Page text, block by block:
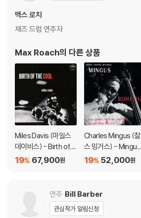
맥스 로치
재즈 드럼 연주자
Max Roach의 다른 상품
Miles Davis (마일스
데이비스) - Birth of t
he Cool [SACD Hybr
67,900원
19%
Charles Mingus (찰
스 밍거스) - Mingus
At The Bohemia [L
52,000원
19%
연주 Bill Barber
관심작가 알림신청